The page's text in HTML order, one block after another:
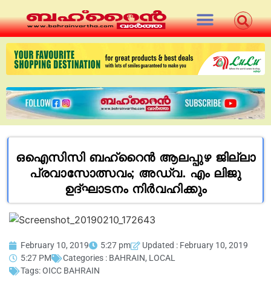
ഒഐസിസി ബഹ്റൈൻ ആലപ്പുഴ ജില്ലാ
പ്രവാസോത്സവം; അഡ്വ. എം ലിജു
ഉദ്ഘാടനം നിർവഹിക്കും
February 10, 2019 5:27 pm
Updated : February 10, 2019
5:27 PM
Categories : BAHRAIN, LOCAL
Tags:OICC BAHRAIN